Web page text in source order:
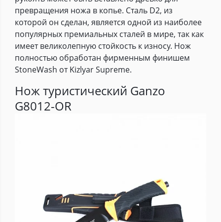
превращения ножа в копье. Сталь D2, из
которой он сделан, является одной из наиболее
популярных премиальных сталей в мире, так как
имеет великолепную стойкость к износу. Нож
полностью обработан фирменным финишем
StoneWash от Kizlyar Supreme.
Нож туристический Ganzo
G8012-OR